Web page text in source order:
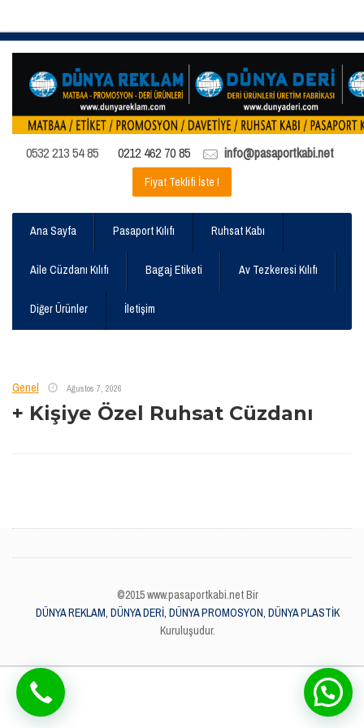
0532 213 54 85 0212 462 70 85 info@pasaportkabi.net
Fiyat Teklifi İste !
Ana Sayfa Pasaport Kılıfı Ruhsat Kabı
Aile Cüzdanı Kılıfı Bagaj Etiketi Av Tezkeresi Kılıfı
Diğer Ürünler İletişim
Genel Ağustos 7, 2026
+ Kişiye Özel Ruhsat Cüzdanı
©2015 www.pasaportkabi.net Bir
DÜNYA REKLAM, DÜNYA DERİ, DÜNYA PROMOSYON, DÜNYA PLASTİK
Kuruluşudur.